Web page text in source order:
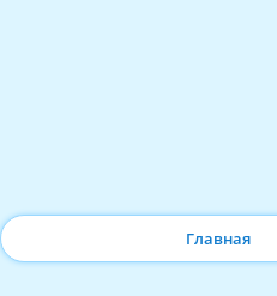
Главная